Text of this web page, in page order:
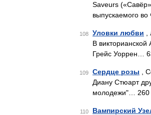
Saveurs
выпускаемого
108 Уловки любви
В
Грейс Уоррен…
109 Сердце розы ,
Диану Стюарт
молодежи"… 260
110 Вампирский